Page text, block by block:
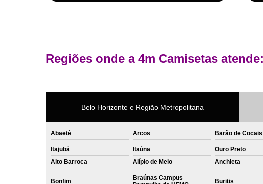
Regiões onde a 4m Camisetas atende:
Belo Horizonte e Região Metropolitana
Abaeté Arcos Barão de Cocais
Itajubá Itaúna Ouro Preto
Alto Barroca
Alípio de Melo Anchieta
Bonfim
Braúnas Campus
Buritis